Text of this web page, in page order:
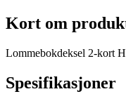
Kort om
Lommebokdeksel 2-kort
Spesifikasjoner